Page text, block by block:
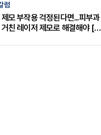
럼
모 부작용 걱정된다면...피부과
친 레이저 제모로 해결해야 [변